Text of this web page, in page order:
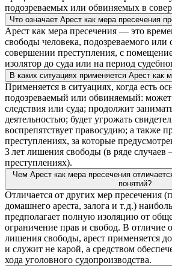
подозреваемых или обвиняемых в
Что означает Арест как мера пресечения
Арест как мера пресечения — это
свободы человека, подозреваемого или
совершении преступления, с
изолятор до суда или на период
В каких ситуациях применяется Арест как
Применяется в ситуациях, когда есть
подозреваемый или обвиняемый: может
следствия или суда; продолжит
деятельностью; будет угрожать
воспрепятствует правосудию; а также
преступлениях, за которые
3 лет лишения свободы (в ряде
преступлениях).
Чем Арест как мера пресечения
понятий?
Отличается от других мер пресечения
домашнего ареста, залога и т. д.)
предполагает полную изоляцию от
ограничение прав и свобод. В отличие
лишения свободы, арест применяется
и служит не карой, а средством
хода уголовного судопроизводства.